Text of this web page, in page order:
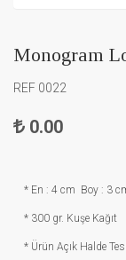
Monogram
REF 0022
0.00
* En : 4 cm Boy : 3
* 300 gr. Kuşe Kağıt
* Ürün Açık Halde